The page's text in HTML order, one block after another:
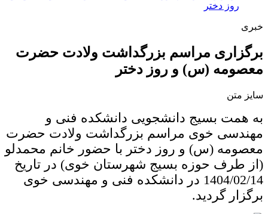
روز دختر
خبری
برگزاری مراسم بزرگداشت ولادت حضرت
معصومه (س) و روز دختر
سایز متن
به همت بسیج دانشجویی دانشکده فنی و
مهندسی خوی مراسم بزرگداشت ولادت حضرت
معصومه (س) و روز دختر با حضور خانم محمدلو
(از طرف حوزه بسیج شهرستان خوی) در تاریخ
1404/02/14 در دانشکده فنی و مهندسی خوی
برگزار گردید.